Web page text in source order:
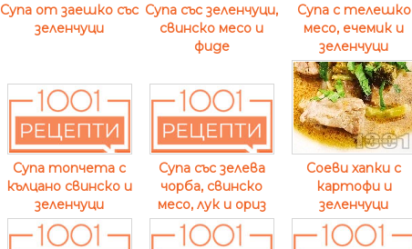
Супа от заешко със
зеленчуци
Супа със зеленчуци,
свинско месо и
фиде
Супа с телешко
месо, ечемик и
зеленчуци
Супа топчета с
кълцано свинско и
зеленчуци
Супа със зелева
чорба, свинско
месо, лук и ориз
Соеви хапки с
картофи и
зеленчуци